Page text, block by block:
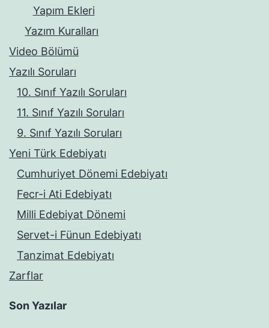
Yapım Ekleri
Yazım Kuralları
Video Bölümü
Yazılı Soruları
10. Sınıf Yazılı Soruları
11. Sınıf Yazılı Soruları
9. Sınıf Yazılı Soruları
Yeni Türk Edebiyatı
Cumhuriyet Dönemi Edebiyatı
Fecr-i Ati Edebiyatı
Milli Edebiyat Dönemi
Servet-i Fünun Edebiyatı
Tanzimat Edebiyatı
Zarflar
Son Yazılar